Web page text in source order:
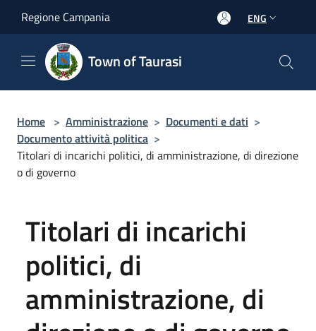
Regione Campania ENG
Town of Taurasi
Home > Amministrazione > Documenti e dati >
Documento attività politica >
Titolari di incarichi politici, di amministrazione, di direzione
o di governo
Titolari di incarichi
politici, di
amministrazione, di